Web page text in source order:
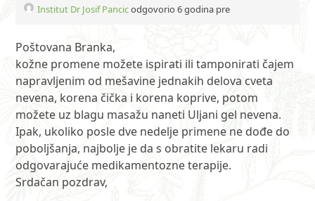
Institut Dr Josif Pancicodgovorio 6 godina pre
Poštovana Branka,
kožne promene možete ispirati ili tamponirati čajem
napravljenim od mešavine jednakih delova cveta
nevena, korena čička i korena koprive, potom
možete uz blagu masažu naneti Uljani gel nevena.
Ipak, ukoliko posle dve nedelje primene ne dođe do
poboljšanja, najbolje je da s obratite lekaru radi
odgovarajuće medikamentozne terapije.
Srdačan pozdrav,